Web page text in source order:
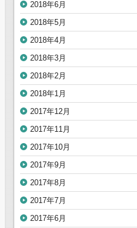
2018年6月
2018年5月
2018年4月
2018年3月
2018年2月
2018年1月
2017年12月
2017年11月
2017年10月
2017年9月
2017年8月
2017年7月
2017年6月